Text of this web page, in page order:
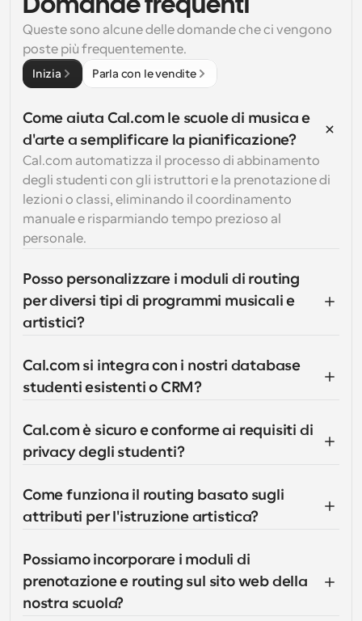
Domande frequenti
Queste sono alcune delle domande che ci vengono
poste più frequentemente.
Inizia Parla con le vendite
Come aiuta Cal.com le scuole di musica e
d'arte a semplificare la pianificazione?
Cal.com automatizza il processo di abbinamento
degli studenti con gli istruttori e la prenotazione di
lezioni o classi, eliminando il coordinamento
manuale e risparmiando tempo prezioso al
personale.
Posso personalizzare i moduli di routing
per diversi tipi di programmi musicali e
artistici?
Cal.com si integra con i nostri database
studenti esistenti o CRM?
Cal.com è sicuro e conforme ai requisiti di
privacy degli studenti?
Come funziona il routing basato sugli
attributi per l'istruzione artistica?
Possiamo incorporare i moduli di
prenotazione e routing sul sito web della
nostra scuola?